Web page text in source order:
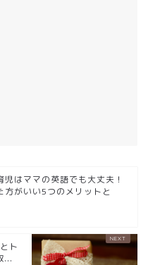
児はママの英語でも大丈夫！
方がいい5つのメリットと
ト
...